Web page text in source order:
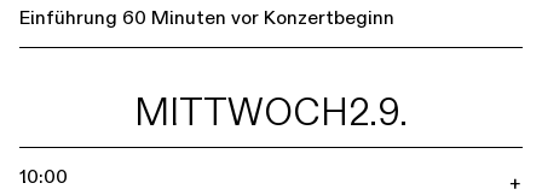
Einführung 60 Minuten vor Konzertbeginn
MITTWOCH2.9.
10:00 +